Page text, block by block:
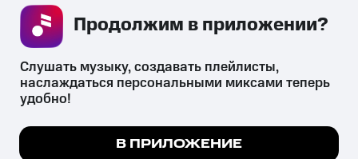
СКАЧАТЬ ПРИЛОЖЕНИЕ
психотропных веществ, их аналогов причиняет вред здоровью,
их незаконный оборот запрещён и влечёт установленную
Мы используем куки, чтобы на сайте все
Подробнее
Слушать музыку, создавать плейлисты,
наслаждаться персональными миксами теперь
удобно!
В ПРИЛОЖЕНИЕ